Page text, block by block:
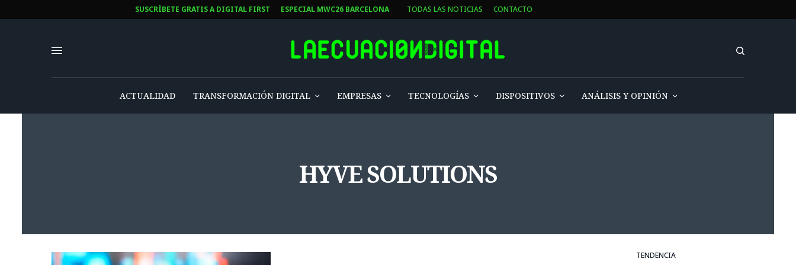
SUSCRÍBETE GRATIS A DIGITAL FIRST ESPECIAL MWC26 BARCELONA TODAS LAS NOTICIAS CONTACTO
ACTUALIDAD TRANSFORMACIÓN DIGITAL EMPRESAS TECNOLOGÍAS DISPOSITIVOS ANÁLISIS Y OPINIÓN
HYVE SOLUTIONS
TENDENCIA